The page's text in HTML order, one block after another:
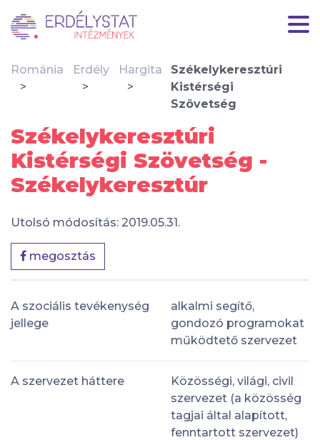
Románia Erdély Hargita
Székelykeresztúri
Kistérségi
Szövetség
Székelykeresztúri
Kistérségi Szövetség -
Székelykeresztúr
Utolsó módosítás: 2019.05.31.
megosztás
A szociális tevékenység
jellege
alkalmi segítő,
gondozó programokat
működtető szervezet
A szervezet háttere
Közösségi, világi, civil
szervezet (a közösség
tagjai által alapított,
fenntartott szervezet)